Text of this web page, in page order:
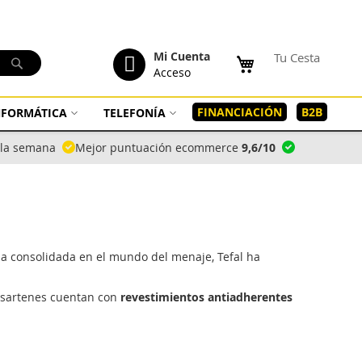
Tu Cesta
Mi Cuenta
Acceso
Buscar
TELEFONÍA FINANCIACIÓN B2B
semana Mejor puntuación ecommerce 9,6/10
consolidada en el mundo del menaje, Tefal ha
cuentan con revestimientos antiadherentes